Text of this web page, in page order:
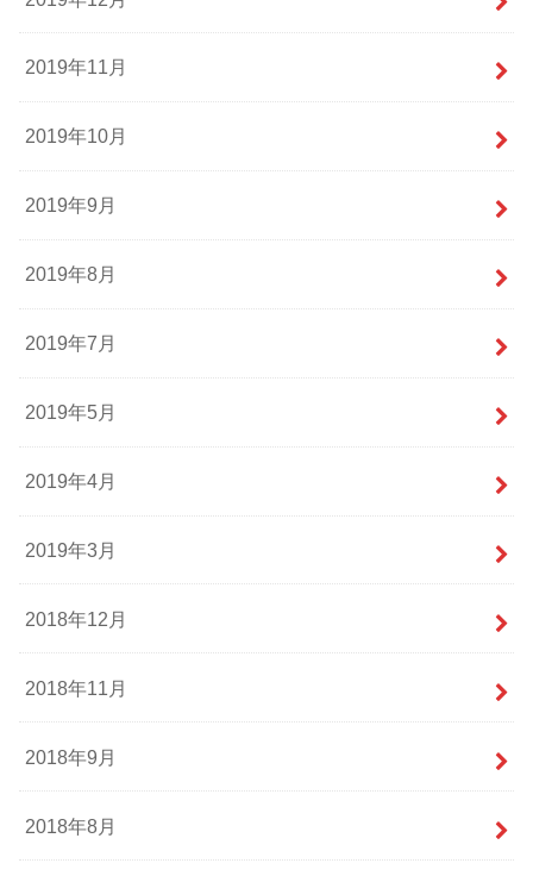
2019年11月
2019年10月
2019年9月
2019年8月
2019年7月
2019年5月
2019年4月
2019年3月
2018年12月
2018年11月
2018年9月
2018年8月